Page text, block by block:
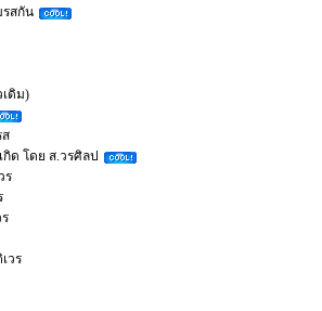
สกัน
ดิม)
ส
ด โดย ส.วรศิลป
ร
วร